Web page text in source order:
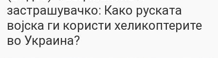
застрашувачко: Како руската
војска ги користи хеликоптерите
во Украина?